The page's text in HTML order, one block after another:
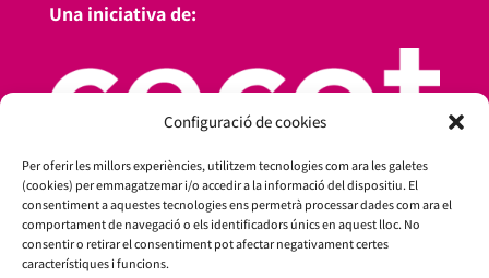
Configuració de cookies
Per oferir les millors experiències, utilitzem tecnologies com ara les galetes
(cookies) per emmagatzemar i/o accedir a la informació del dispositiu. El
consentiment a aquestes tecnologies ens permetrà processar dades com ara el
comportament de navegació o els identificadors únics en aquest lloc. No
consentir o retirar el consentiment pot afectar negativament certes
característiques i funcions.
Una iniciativa de: